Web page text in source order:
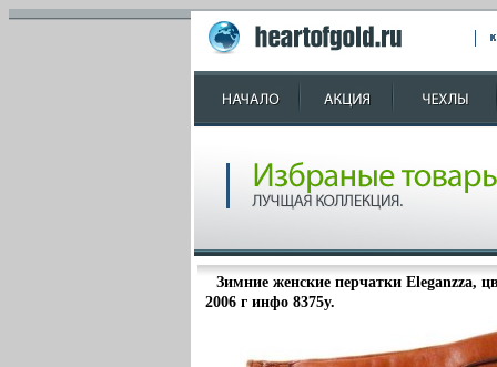
Зимние женские перчатки Eleganzza,
2006 г инфо 8375y.